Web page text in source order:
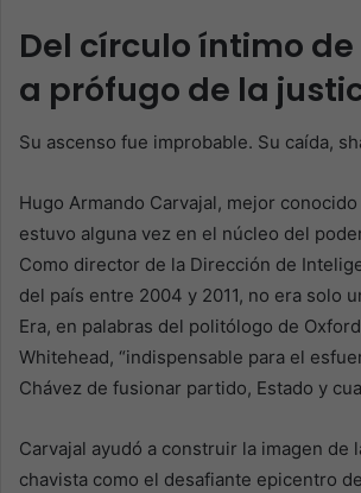
Del círculo íntimo de
a prófugo de la
Su ascenso fue improbable. Su caída,
Hugo Armando Carvajal, mejor conocido
estuvo alguna vez en el núcleo del
Como director de la Dirección de
del país entre 2004 y 2011, no era solo
Era, en palabras del politólogo de
Whitehead, “indispensable para el
Chávez de fusionar partido, Estado y
Carvajal ayudó a construir la imagen de
chavista como el desafiante epicentro